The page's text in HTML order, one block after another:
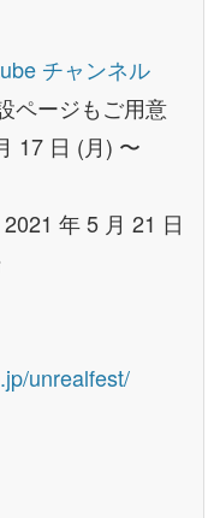
チャンネル
ページもご用意
17 日 (月) 〜
年 5 月 21 日
unrealfest/